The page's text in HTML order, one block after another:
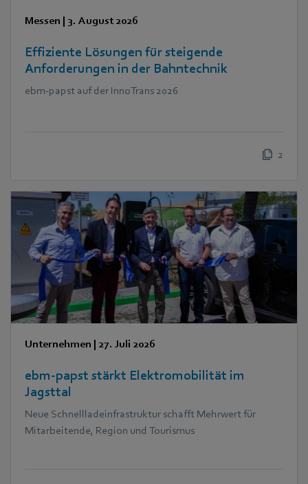
Messen | 3. August 2026
Effiziente Lösungen für steigende
Anforderungen in der Bahntechnik
ebm‑papst auf der InnoTrans 2026
2
Unternehmen | 27. Juli 2026
ebm‑papst stärkt Elektromobilität im
Jagsttal
Neue Schnellladeinfrastruktur schafft Mehrwert für
Mitarbeitende, Region und Tourismus